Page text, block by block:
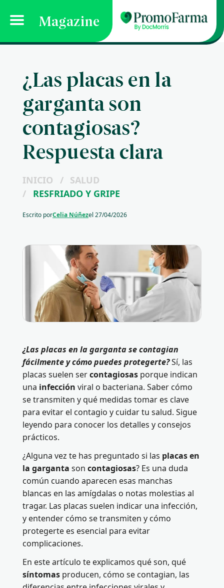
Magazine
¿Las placas en la
garganta son
contagiosas?
Respuesta clara
INICIO /
SALUD
/
RESFRIADO Y GRIPE
Escrito porCelia Núñezel 27/04/2026
¿Las placas en la garganta se contagian
fácilmente y cómo puedes protegerte?Sí, las
placas suelen sercontagiosas porque indican
una infección viral o bacteriana. Saber cómo
se transmiten y qué medidas tomar es clave
para evitar el contagio y cuidar tu salud. Sigue
leyendo para conocer los detalles y consejos
prácticos.
¿Alguna vez te has preguntado si las placas en
la garganta son contagiosas? Es una duda
común cuando aparecen esas manchas
blancas en las amígdalas o notas molestias al
tragar. Las placas suelen indicar una infección,
y entender cómo se transmiten y cómo
protegerte es esencial para evitar
complicaciones.
En este artículo te explicamos qué son, qué
síntomas producen, cómo se contagian, las